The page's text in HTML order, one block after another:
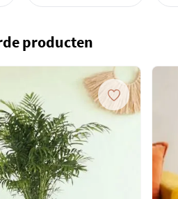
tijdens de reis naar jouw huis. Wil je
Monstera Deliciosa kan soms bladeren
zijn of als de plant niet op de juiste
- Deze kamerplant presteert het
Monstera Deliciosa kan overleven in
licht de groei van grotere bladeren en
- Zorg ervoor dat de aarde van de
tussen de gietbeurten door licht
producten